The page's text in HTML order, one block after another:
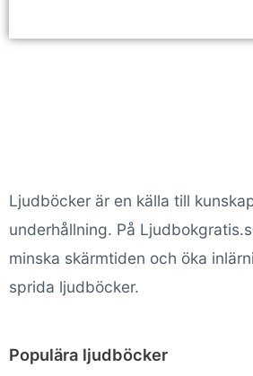
Ljudböcker är en källa till
underhållning. På
minska skärmtiden och öka
sprida ljudböcker.
Populära ljudböcker